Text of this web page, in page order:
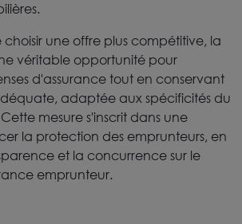
une offre plus compétitive, la
véritable opportunité pour
d'assurance tout en conservant
adaptée aux spécificités du
mesure s'inscrit dans une
la protection des emprunteurs, en
et la concurrence sur le
emprunteur.